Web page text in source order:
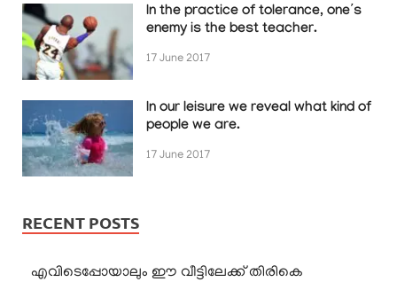
In the practice of tolerance, one’s
enemy is the best teacher.
17 June 2017
In our leisure we reveal what kind of
people we are.
17 June 2017
RECENT POSTS
എവിടെപ്പോയാലും ഈ വീട്ടിലേക്ക് തിരികെ